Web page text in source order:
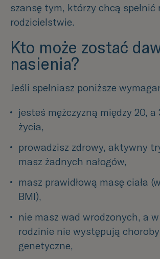
szansę tym, którzy chcą spełnić
rodzicielstwie.
Kto może zostać
nasienia?
Jeśli spełniasz poniższe
jesteś mężczyzną między 20, a
życia,
prowadzisz zdrowy, aktywny
masz żadnych nałogów,
masz prawidłową masę ciała
BMI),
nie masz wad wrodzonych, a
rodzinie nie występują choroby
genetyczne,